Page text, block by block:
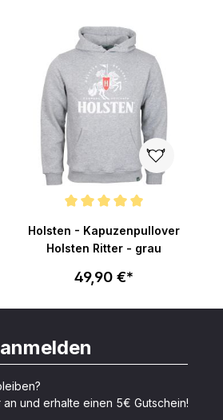
Holsten - Kapuzenpullover
Holsten Ritter - grau
49,90 €*
und erhalte einen 5€ Gutschein!